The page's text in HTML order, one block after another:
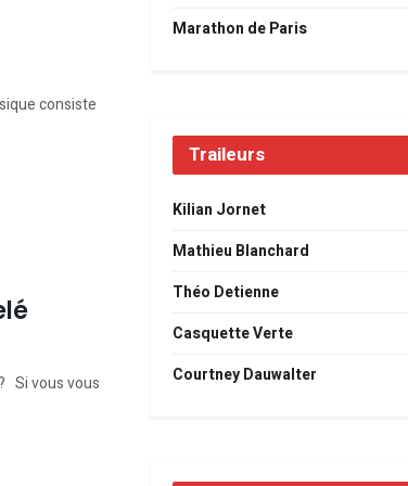
consiste
Si vous vous
Marathon de Paris
Traileurs
Kilian Jornet
Mathieu Blanchard
Théo Detienne
Casquette Verte
Courtney Dauwalter